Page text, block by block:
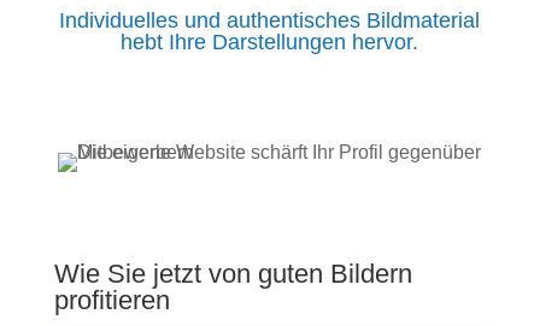
Individuelles und authentisches Bildmaterial
hebt Ihre Darstellungen hervor.
Wie Sie jetzt von guten Bildern
profitieren